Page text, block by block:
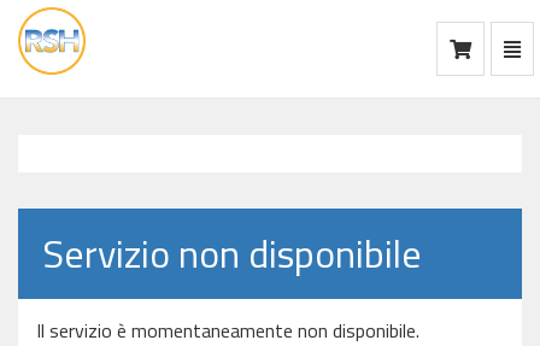
vai
alla
Servizio non disponibile
Il servizio è momentaneamente non disponibile.